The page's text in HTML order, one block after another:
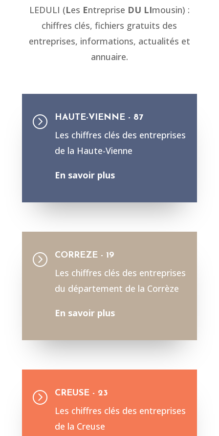
LEDULI (Les Entreprise DU LImousin) :
chiffres clés, fichiers gratuits des
entreprises, informations, actualités et
annuaire.
= HAUTE-VIENNE - 87
Les chiffres clés des entreprises
de la Haute-Vienne
En savoir plus
= CORREZE - 19
Les chiffres clés des entreprises
du département de la Corrèze
En savoir plus
= CREUSE - 23
Les chiffres clés des entreprises
de la Creuse